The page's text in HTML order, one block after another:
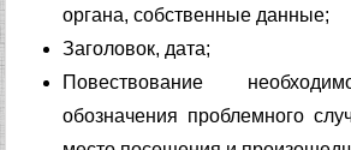
органа, собственные данные;
Заголовок, дата;
Повествование
обозначения проблемного